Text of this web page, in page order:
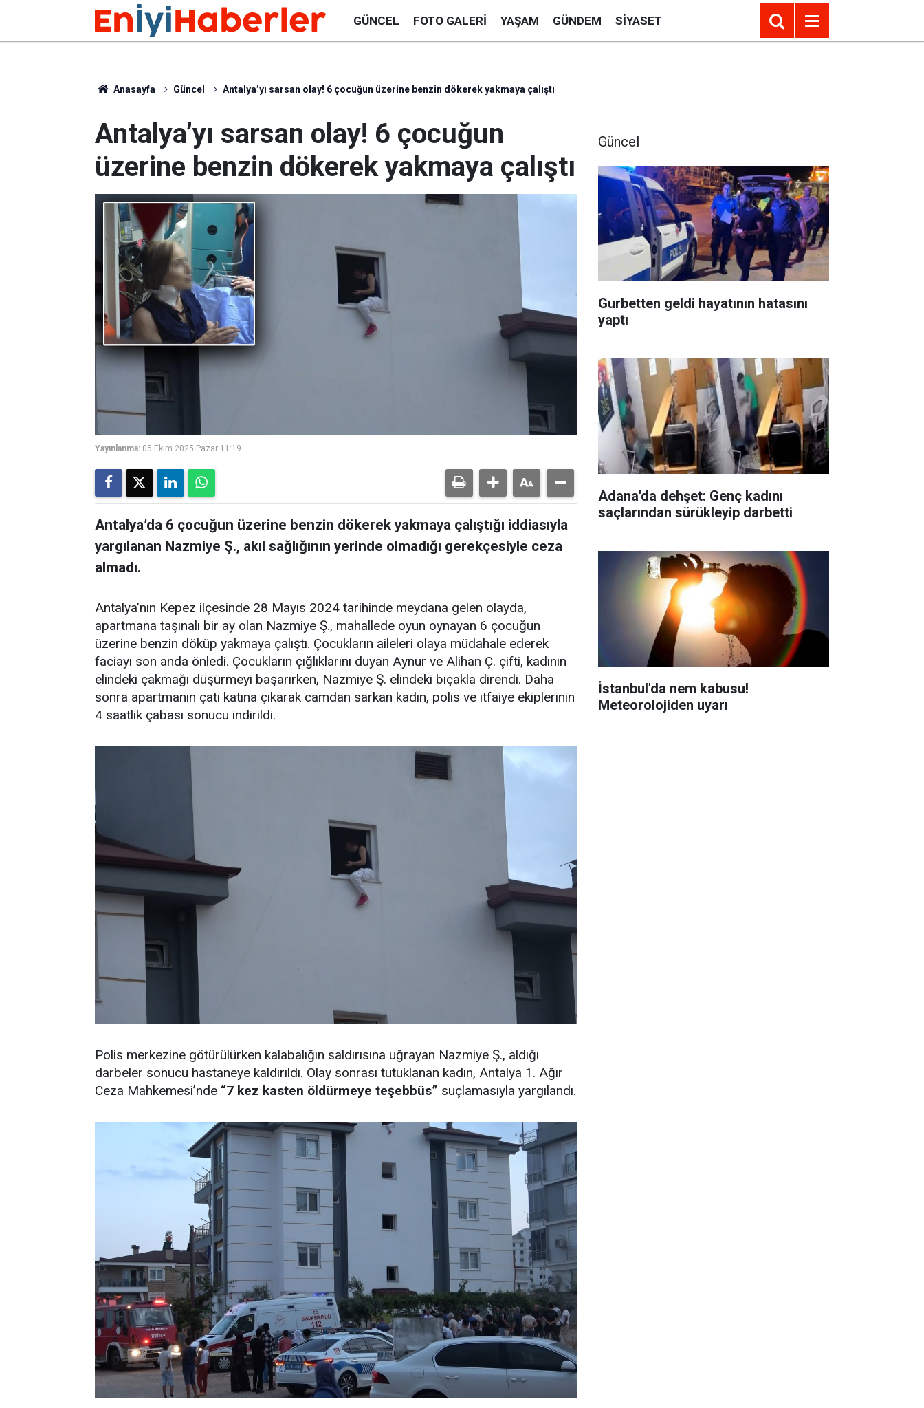
GÜNCEL FOTO GALERI YAŞAM GÜNDEM SIYASET
Anasayfa Güncel Antalya’yı sarsan olay! 6 çocuğun üzerine benzin dökerek yakmaya çalıştı
Antalya’yı sarsan olay! 6 çocuğun
üzerine benzin dökerek yakmaya çalıştı
Yayınlanma: 05 Ekim 2025 Pazar 11:19
Antalya’da 6 çocuğun üzerine benzin dökerek yakmaya çalıştığı iddiasıyla
yargılanan Nazmiye Ş., akıl sağlığının yerinde olmadığı gerekçesiyle ceza
almadı.
Antalya’nın Kepez ilçesinde 28 Mayıs 2024 tarihinde meydana gelen olayda,
apartmana taşınalı bir ay olan Nazmiye Ş., mahallede oyun oynayan 6 çocuğun
üzerine benzin döküp yakmaya çalıştı. Çocukların aileleri olaya müdahale ederek
faciayı son anda önledi. Çocukların çığlıklarını duyan Aynur ve Alihan Ç. çifti, kadının
elindeki çakmağı düşürmeyi başarırken, Nazmiye Ş. elindeki bıçakla direndi. Daha
sonra apartmanın çatı katına çıkarak camdan sarkan kadın, polis ve itfaiye ekiplerinin
4 saatlik çabası sonucu indirildi.
Polis merkezine götürülürken kalabalığın saldırısına uğrayan Nazmiye Ş., aldığı
darbeler sonucu hastaneye kaldırıldı. Olay sonrası tutuklanan kadın, Antalya 1. Ağır
Ceza Mahkemesi’nde “7 kez kasten öldürmeye teşebbüs” suçlamasıyla yargılandı.
Güncel
Gurbetten geldi hayatının hatasını
yaptı
Adana'da dehşet: Genç kadını
saçlarından sürükleyip darbetti
İstanbul'da nem kabusu!
Meteorolojiden uyarı